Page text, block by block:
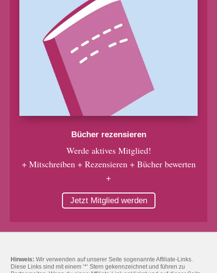
Bücher rezensieren
Werde aktives Mitglied!
+ Mitschreiben + Rezensieren + Bücher bewerten
+
Jetzt Mitglied werden
Hinweis: Wir verwenden auf unserer Seite sogenannte Affiliate-Links.
Diese Links sind mit einem ‘*‘ Stern gekennzeichnet und führen zu